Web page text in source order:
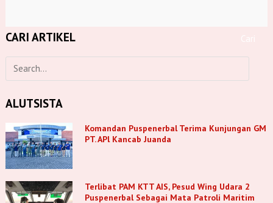
CARI ARTIKEL
ALUTSISTA
Komandan Puspenerbal Terima Kunjungan GM
PT. APl Kancab Juanda
Terlibat PAM KTT AIS, Pesud Wing Udara 2
Puspenerbal Sebagai Mata Patroli Maritim